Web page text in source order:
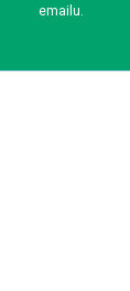
emailu.